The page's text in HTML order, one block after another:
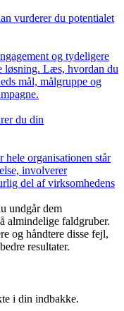
vurderer du potentialet
og tydeligere
løsning. Læs, hvordan du
mål, målgruppe og
du din
hele organisationen står
involverer
del af virksomhedens
undgår dem
almindelige faldgruber.
og håndtere disse fejl,
resultater.
i din indbakke.